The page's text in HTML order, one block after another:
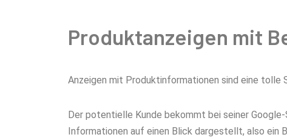
Produktanzeigen mit
Anzeigen mit Produktinformationen sind eine tolle
Der potentielle Kunde bekommt bei seiner
Informationen auf einen Blick dargestellt, also ein